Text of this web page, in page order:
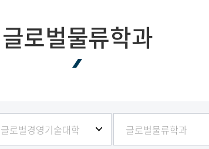
캠퍼스투어
교수학습지원센터
교육혁신지원센터